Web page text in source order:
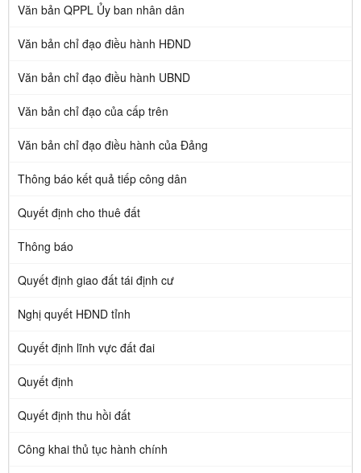
Văn bản QPPL Ủy ban nhân dân
Văn bản chỉ đạo điều hành HĐND
Văn bản chỉ đạo điều hành UBND
Văn bản chỉ đạo của cấp trên
Văn bản chỉ đạo điều hành của Đảng
Thông báo kết quả tiếp công dân
Quyết định cho thuê đất
Thông báo
Quyết định giao đất tái định cư
Nghị quyết HĐND tỉnh
Quyết định lĩnh vực đất đai
Quyết định
Quyết định thu hồi đất
Công khai thủ tục hành chính